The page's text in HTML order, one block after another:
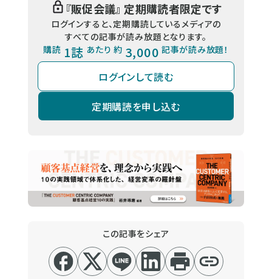
『販促会議』 定期購読者限定です
ログインすると、定期購読しているメディアの
すべての記事が読み放題となります。
購読 1誌 あたり 約 3,000 記事が読み放題！
ログインして読む
定期購読を申し込む
この記事をシェア